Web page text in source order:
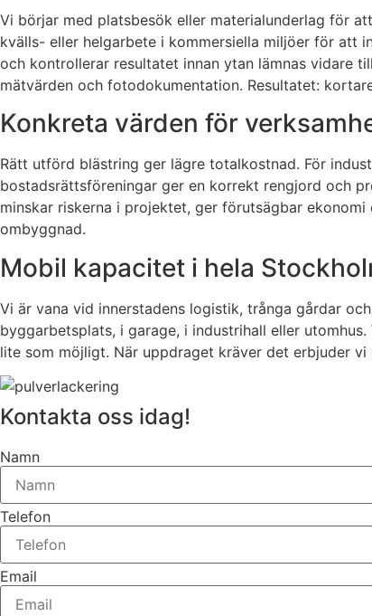
Vi börjar med platsbesök eller materialunderlag för
kvälls- eller helgarbete i kommersiella miljöer för att
och kontrollerar resultatet innan ytan lämnas vidare
mätvärden och fotodokumentation. Resultatet:
Konkreta värden för
Rätt utförd blästring ger lägre totalkostnad. För
bostadsrättsföreningar ger en korrekt rengjord och
minskar riskerna i projektet, ger förutsägbar
ombyggnad.
Mobil kapacitet i hela
Vi är vana vid innerstadens logistik, trånga gårdar
byggarbetsplats, i garage, i industrihall eller
lite som möjligt. När uppdraget kräver det erbjuder
Kontakta oss idag!
Namn
Telefon
Email